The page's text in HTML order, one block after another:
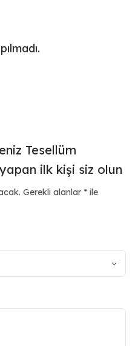
Tesellüm
ilk kişi siz olun
Gerekli alanlar * ile